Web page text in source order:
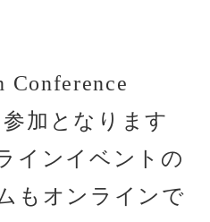
Conference
加となります
インイベントの
もオンラインで